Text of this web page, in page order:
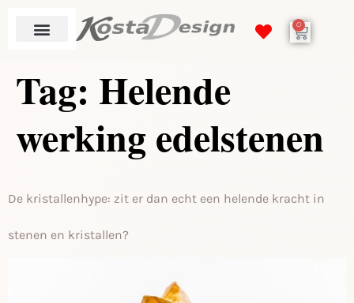
inhoud
0
Tag: Helende
werking edelstenen
De kristallenhype: zit er dan echt een helende kracht in
stenen en kristallen?